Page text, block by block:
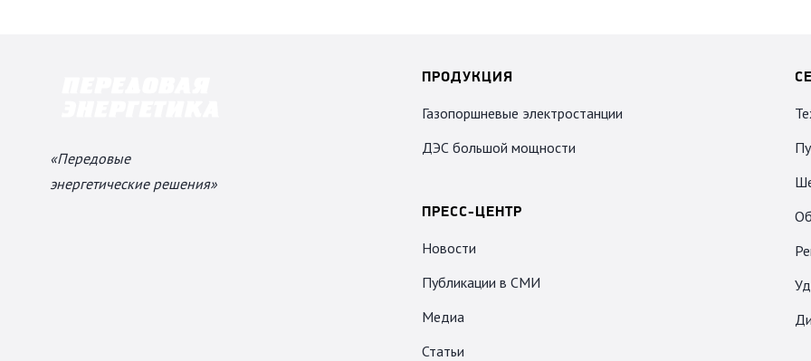
«Передовые
энергетические решения»
ПРОДУКЦИЯ
Газопоршневые электростанции
ДЭС большой мощности
ПРЕСС-ЦЕНТР
Новости
Публикации в СМИ
Медиа
Статьи